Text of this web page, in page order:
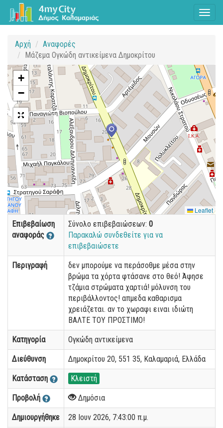
Αρχή
Αναφορές
Μάζεμα Ογκώδη αντικείμενα Δημοκρίτου
+
−
Leaflet
Επιβεβαίωση
αναφοράς
Σύνολο επιβεβαιώσεων: 0
Παρακαλώ συνδεθείτε για να
επιβεβαιώσετε
Περιγραφή
δεν μπορούμε να περάσοθμε μέσα στην
βρώμα τα χόρτα φτάσανε στο θεό! Άφησε
τζάμια στρώματα χαρτιά! μόλυνση του
περιβάλλοντος! απμεδα καθαρισμα
χρειάζεται. αν το χωραφι ειναι ιδιώτη
ΒΑΛΤΕ ΤΟΥ ΠΡΟΣΤΙΜΟ!
Κατηγορία Ογκώδη αντικείμενα
Διεύθυνση Δημοκρίτου 20, 551 35, Καλαμαριά, Ελλάδα
Κατάσταση Κλειστή
Προβολή Δημόσια
Δημιουργήθηκε 28 Ιουν 2026, 7:43:00 π.μ.